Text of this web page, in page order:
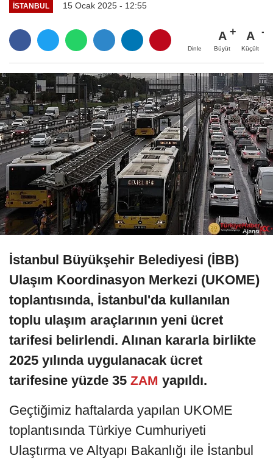
İSTANBUL 15 Ocak 2025 - 12:55
Dinle
A
Büyüt
A
Küçült
İstanbul Büyükşehir Belediyesi (İBB)
Ulaşım Koordinasyon Merkezi (UKOME)
toplantısında, İstanbul'da kullanılan
toplu ulaşım araçlarının yeni ücret
tarifesi belirlendi. Alınan kararla birlikte
2025 yılında uygulanacak ücret
tarifesine yüzde 35 ZAM yapıldı.
Geçtiğimiz haftalarda yapılan UKOME
toplantısında Türkiye Cumhuriyeti
Ulaştırma ve Altyapı Bakanlığı ile İstanbul